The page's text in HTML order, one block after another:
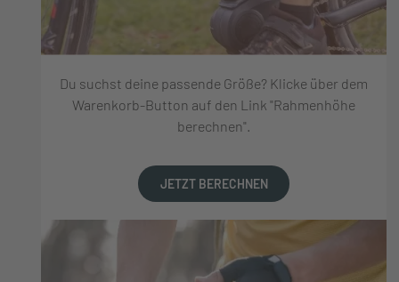
Du suchst deine passende Größe? Klicke über dem
Warenkorb-Button auf den Link "Rahmenhöhe
berechnen".
JETZT BERECHNEN